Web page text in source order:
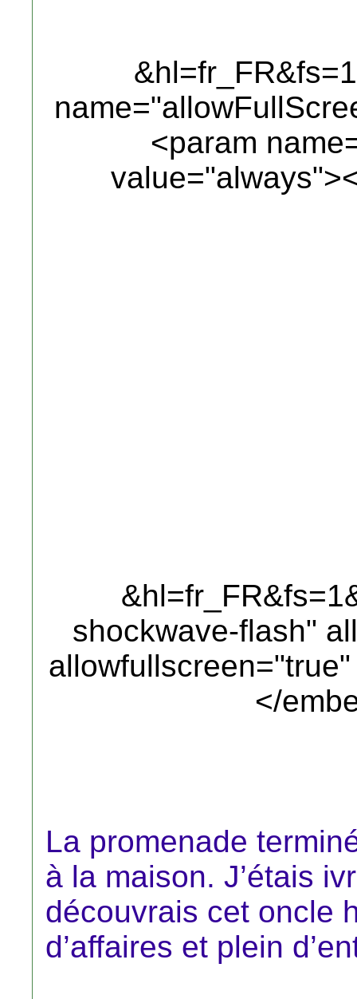
<param
shockwave-flash"
</
La promenade
à la maison. J’étais
découvrais cet oncle
d’affaires et plein